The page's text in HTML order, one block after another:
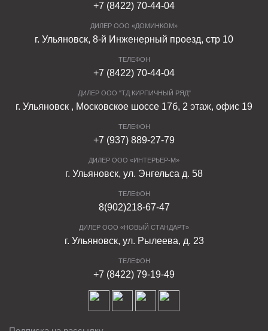
+7 (8422) 70-44-04
ДИЛЕР ООО «ДОМИНКОМ»
г. Ульяновск, 8-й Инженерный проезд, стр 10
ТЕЛЕФОН
+7 (8422) 70-44-04
ДИЛЕР ООО "ТД КИРПИЧНЫЙ РЯД"
г. Ульяновск , Московское шоссе 17б, 2 этаж, офис 19
ТЕЛЕФОН
+7 (937) 889-27-79
ДИЛЕР ООО «ИНТЕРЬЕР-М»
г. Ульяновск, ул. Энгельса д. 58
ТЕЛЕФОН
8(902)218-67-47
ДИЛЕР ООО «НОВЫЙ СТАНДАРТ»
г. Ульяновск, ул. Рылеева, д. 23
ТЕЛЕФОН
+7 (8422) 79-19-49